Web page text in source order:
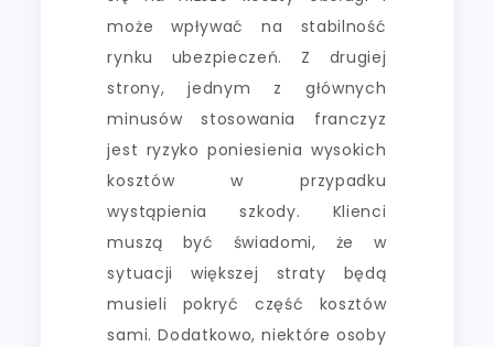
może wpływać na stabilność
rynku ubezpieczeń. Z drugiej
strony, jednym z głównych
minusów stosowania franczyz
jest ryzyko poniesienia wysokich
kosztów w przypadku
wystąpienia szkody. Klienci
muszą być świadomi, że w
sytuacji większej straty będą
musieli pokryć część kosztów
sami. Dodatkowo, niektóre osoby